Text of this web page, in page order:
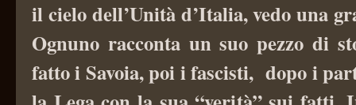
il cielo dell’Unità d’Italia, vedo una
Ognuno racconta un suo pezzo di
fatto i Savoia, poi i fascisti, dopo i